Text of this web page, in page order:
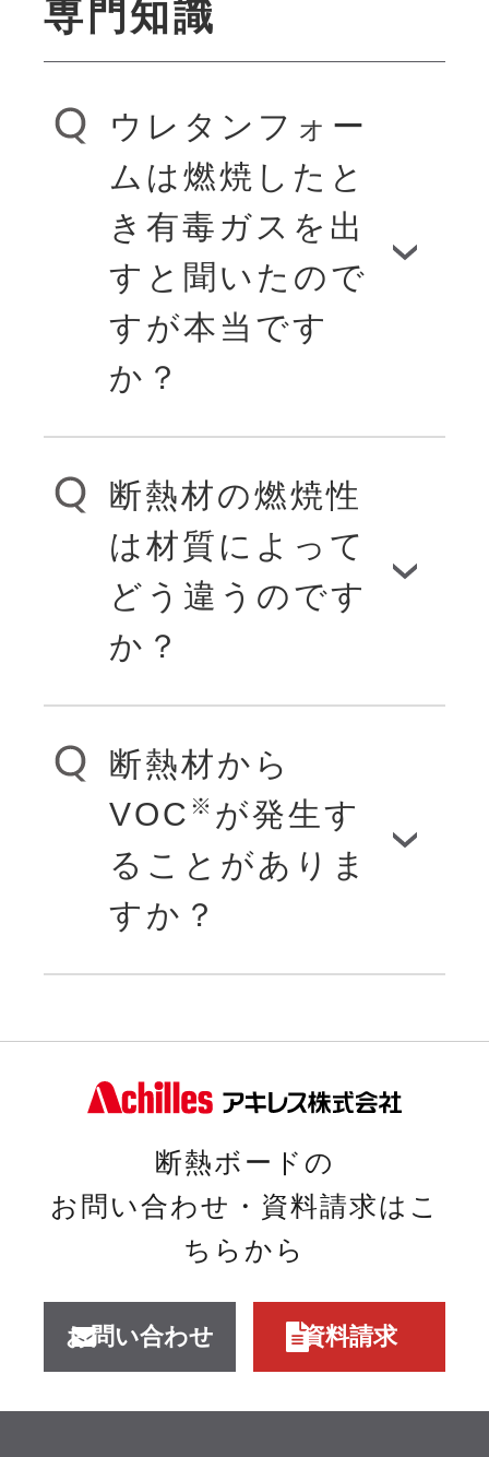
伝えにくい気体が
封じ込まれ、抜群
の断熱性能を発揮
します。また、水
分を吸収しないた
め、結露対策や建
物の保護にも貢献
すが、断熱材選択
いた方がいいで
しょう。
顔の一つです。ア
チック加工をコア
技術として、靴以
外にも住宅・土木
建築関連、機械性
フィルム、合成皮
革、自動車関連、
電子部品関連など
さまざまな分野で
皆様の暮らしを支
えています。も
ちろん断熱材もア
キレスの高い技術
が生み出した、自
慢の製品です。
専門知識
ウレタンフォー
ムは燃焼したと
き有毒ガスを出
すと聞いたので
すが本当です
か？
ウレタンフォー
ムに限らずすべ
ての有機物が燃焼
すると一酸化炭素
して火災時にガス
中毒死の原因にな
るのは、この一酸
解説
など窒素原子を含
む物質からは燃焼
時にシアンガス
が発生するので危
険だという声があ
断熱材の燃焼性
は材質によって
どう違うのです
か？
燃焼性は材質や試
験方法によって異
なります。ただ
し、ウレタンフ
れた材料もあるの
で、試験する際は
製品そのものの形
が大事です。
断熱材から
VOC ※ が発生す
ることがありま
すか？
※VOC：揮発性有機
化合物
ルムアルデヒト
を含む材質もあり
ます。放散量は材
料構造や測定条件
により異なりま
断熱ボードの
お問い合わせ・資料請求はこ
ちらから
お問い合わせ 資料請求